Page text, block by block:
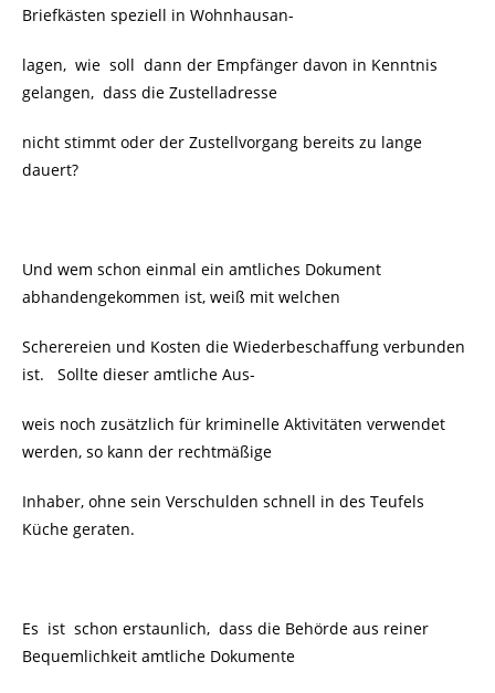
Briefkästen speziell in Wohnhausan-
lagen, wie soll dann der Empfänger davon in Kenntnis
gelangen, dass die Zustelladresse
nicht stimmt oder der Zustellvorgang bereits zu lange
dauert?
Und wem schon einmal ein amtliches Dokument
abhandengekommen ist, weiß mit welchen
Scherereien und Kosten die Wiederbeschaffung verbunden
ist. Sollte dieser amtliche Aus-
weis noch zusätzlich für kriminelle Aktivitäten verwendet
werden, so kann der rechtmäßige
Inhaber, ohne sein Verschulden schnell in des Teufels
Küche geraten.
Es ist schon erstaunlich, dass die Behörde aus reiner
Bequemlichkeit amtliche Dokumente